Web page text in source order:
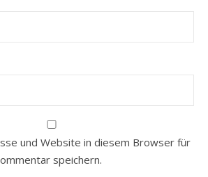
und Website in diesem Browser für
speichern.